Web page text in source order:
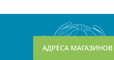
АДРЕСА МАГАЗИНОВ